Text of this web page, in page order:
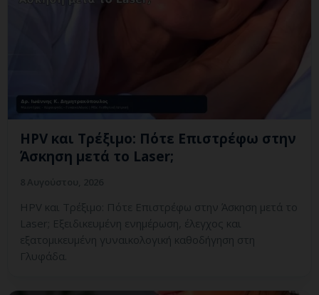
HPV και Τρέξιμο: Πότε Επιστρέφω στην
Άσκηση μετά το Laser;
HPV και Τρέξιμο: Πότε Επιστρέφω στην Άσκηση μετά το
Laser; Εξειδικευμένη ενημέρωση, έλεγχος και
εξατομικευμένη γυναικολογική καθοδήγηση στη
Γλυφάδα.